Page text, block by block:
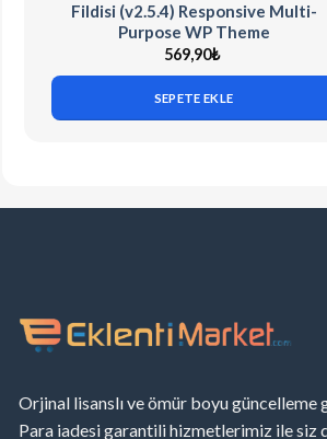
Fildisi (v2.5.4) Responsive Multi-
Purpose WP Theme
569,90₺
SEPETE EKLE
Orjinal lisanslı ve ömür boyu güncelleme
Para iadesi garantili hizmetlerimiz ile